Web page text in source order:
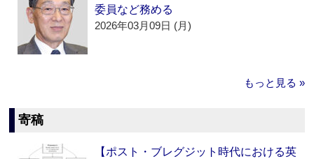
委員など務める
2026年03月09日 (月)
もっと見る »
寄稿
【ポスト・ブレグジット時代における英